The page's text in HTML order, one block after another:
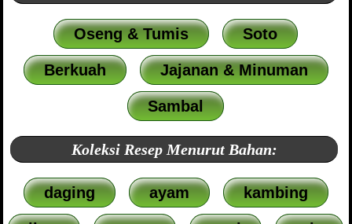
Oseng & Tumis Soto
Berkuah Jajanan & Minuman
Sambal
Koleksi Resep Menurut Bahan:
daging ayam kambing